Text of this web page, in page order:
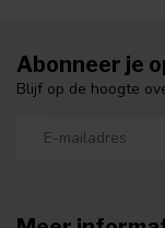
Abonneer je
Blijf op de hoogte